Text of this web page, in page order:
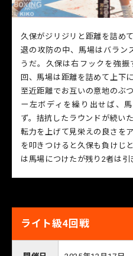
久保がジリジリと距離を詰め
退の攻防の中、馬場はバラン
うだ。久保は右フックを強
回、馬場は距離を詰めて上下
至近距離でお互いの意地のぶ
ー左ボディを繰り出せば、
ず。拮抗したラウンドが続い
転力を上げて見栄えの良さを
を叩きつけると久保も負けじ
は馬場につけたが残り2者は引
ライト級4回戦